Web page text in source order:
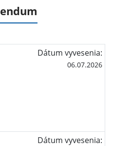
Dátum vyvesenia:
06.07.2026
Dátum vyvesenia: